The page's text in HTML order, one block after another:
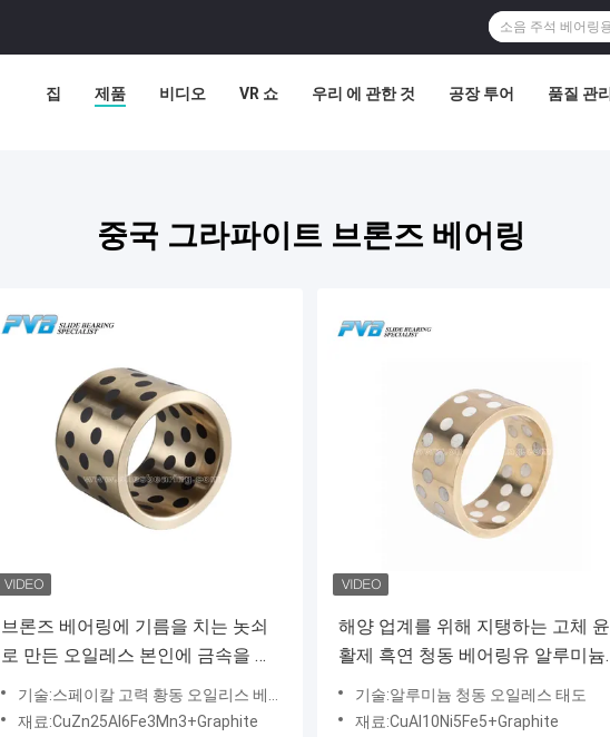
집 제품 비디오 VR 쇼 우리 에 관한 것 공장 투어 품질 관리
중국 그라파이트 브론즈 베어링
브론즈 베어링에 기름을 치는 놋쇠
로 만든 오일레스 본인에 금속을 입
히는 특별한 고강도 황동 그라파이
트
기술:스페이칼 고력 황동 오일리스 베어링
재료:CuZn25Al6Fe3Mn3+Graphite
해양 업계를 위해 지탱하는 고체 윤
활제 흑연 청동 베어링유 알루미늄
청동
기술:알루미늄 청동 오일레스 태도
재료:CuAl10Ni5Fe5+Graphite